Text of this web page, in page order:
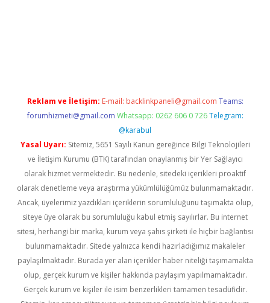
Reklam ve İletişim: E-mail: backlinkpaneli@gmail.com Teams:
forumhizmeti@gmail.com Whatsapp: 0262 606 0 726 Telegram:
@karabul
Yasal Uyarı: Sitemiz, 5651 Sayılı Kanun gereğince Bilgi Teknolojileri
ve İletişim Kurumu (BTK) tarafından onaylanmış bir Yer Sağlayıcı
olarak hizmet vermektedir. Bu nedenle, sitedeki içerikleri proaktif
olarak denetleme veya araştırma yükümlülüğümüz bulunmamaktadır.
Ancak, üyelerimiz yazdıkları içeriklerin sorumluluğunu taşımakta olup,
siteye üye olarak bu sorumluluğu kabul etmiş sayılırlar. Bu internet
sitesi, herhangi bir marka, kurum veya şahıs şirketi ile hiçbir bağlantısı
bulunmamaktadır. Sitede yalnızca kendi hazırladığımız makaleler
paylaşılmaktadır. Burada yer alan içerikler haber niteliği taşımamakta
olup, gerçek kurum ve kişiler hakkında paylaşım yapılmamaktadır.
Gerçek kurum ve kişiler ile isim benzerlikleri tamamen tesadüfidir.